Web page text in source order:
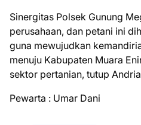
Sinergitas Polsek Gunung
perusahaan, dan petani ini
guna mewujudkan
menuju Kabupaten Muara
sektor pertanian, tutup
Pewarta : Umar Dani